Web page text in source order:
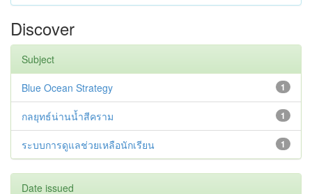
Discover
Subject
1
Blue Ocean Strategy
1
กลยุทธ์น่านน้ำสีคราม
1
ระบบการดูแลช่วยเหลือนักเรียน
Date issued